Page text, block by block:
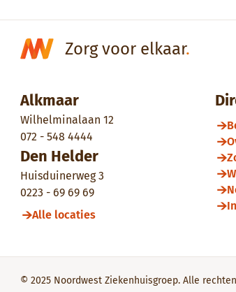
Zorg voor elkaar.
Alkmaar
Wilhelminalaan 12
072 - 548 4444
Den Helder
Huisduinerweg 3
0223 - 69 69 69
Alle locaties
© 2025 Noordwest Ziekenhuisgroep. Alle